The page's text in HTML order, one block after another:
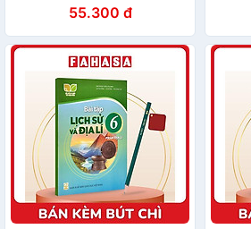
Global Success)
55.300 đ